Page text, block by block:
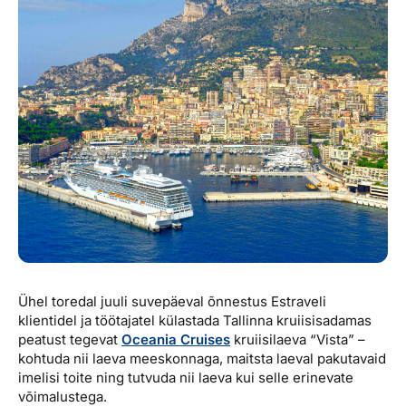
Reisitarvete e-pood
Airalo eSIM
Reisija meelespea
Platinum Club
Püsisoodustused
Boonuspunktid
Ettevõttest, kontaktid, reisikonsultandi teenus, tule
tööle, uudised...
Ettevõttest
Kontaktid
Reisikonsultandi teenus
Tule tööle
Uudised
Ühel toredal juuli suvepäeval õnnestus Estraveli
klientidel ja töötajatel külastada Tallinna kruiisisadamas
peatust tegevat Oceania Cruises kruiisilaeva “Vista” –
kohtuda nii laeva meeskonnaga, maitsta laeval pakutavaid
imelisi toite ning tutvuda nii laeva kui selle erinevate
võimalustega.